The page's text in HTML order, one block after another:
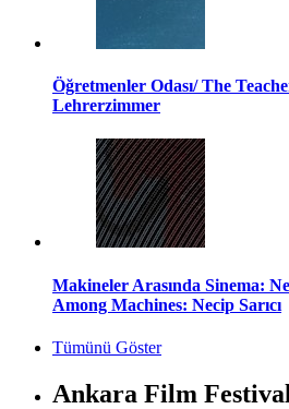
Öğretmenler Odası/ The
Lehrerzimmer
Makineler Arasında Sinema:
Among Machines: Necip Sarıcı
Tümünü Göster
Ankara Film